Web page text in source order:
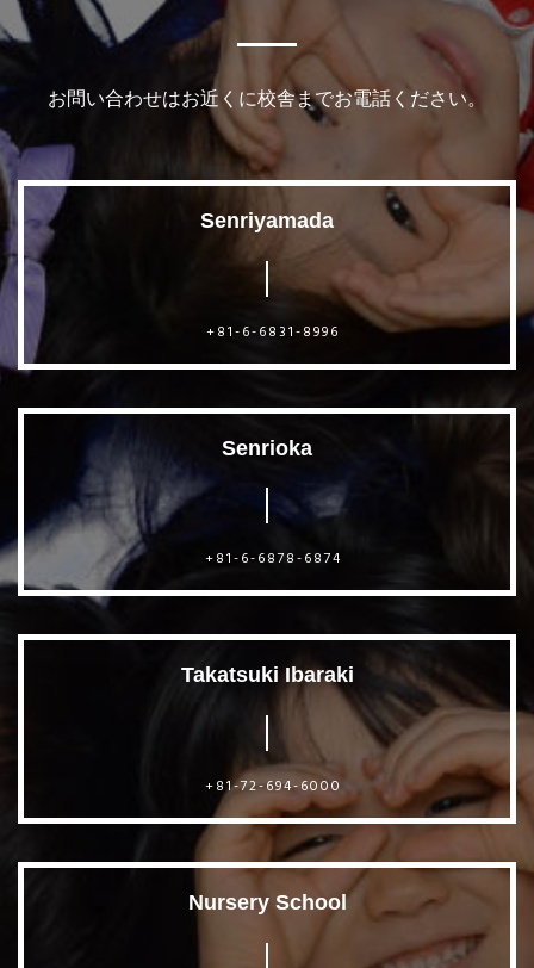
お問い合わせはお近くに校舎までお電話ください。
Senriyamada
+81-6-6831-8996
Senrioka
+81-6-6878-6874
Takatsuki Ibaraki
+81-72-694-6000
Nursery School